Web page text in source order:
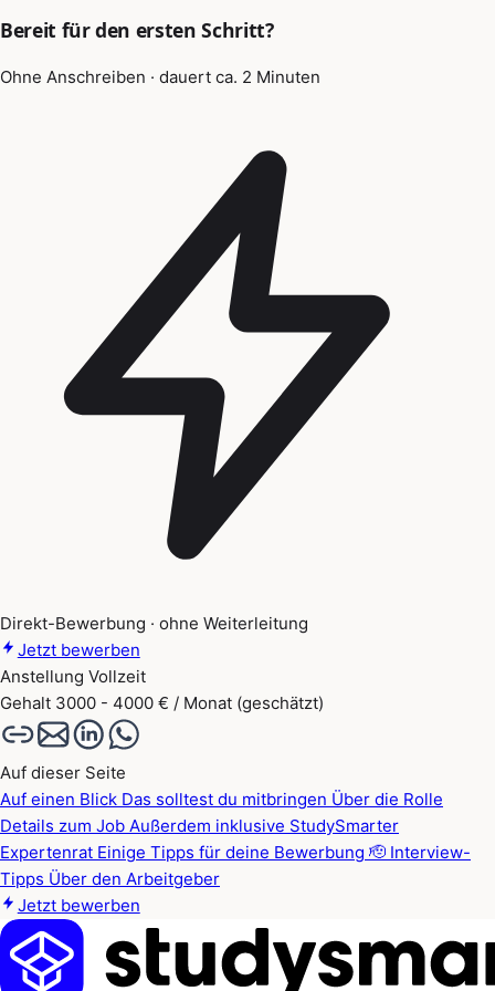
Bereit für den ersten Schritt?
Ohne Anschreiben · dauert ca. 2 Minuten
Direkt-Bewerbung · ohne Weiterleitung
Jetzt bewerben
Anstellung Vollzeit
Gehalt 3000 - 4000 € / Monat (geschätzt)
Auf dieser Seite
Auf einen Blick Das solltest du mitbringen Über die Rolle
Details zum Job Außerdem inklusive StudySmarter
Expertenrat Einige Tipps für deine Bewerbung 🫡 Interview-
Tipps Über den Arbeitgeber
Jetzt bewerben